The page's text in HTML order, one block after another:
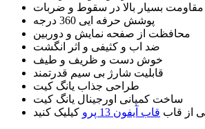
بسیار بالا در سقوط و ضربات
پوشش حرفه ایی 360 درجه
محافظت از صفحه نمایش و دوربین
ضد اب و کثیفی و اثر انگشت
خوش دست و ظریف و طیف
قابلیت شارژ بی سیم قدرتمند
طراحی جذاب یانگ کیت
ساخت کمپانی اورجینال یانگ کیت
از قاب قاب آیفون 13 پرو کیلیک کنید